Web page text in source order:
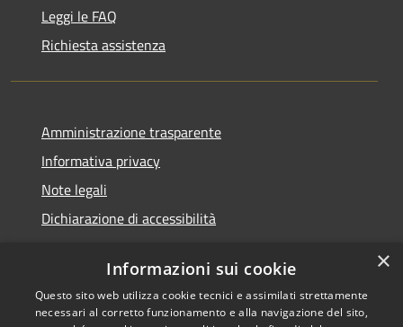
Leggi le FAQ
Richiesta assistenza
Amministrazione trasparente
Informativa privacy
Note legali
Dichiarazione di accessibilità
RSS
Comune convenzionato
×
Informazioni sui cookie
Questo sito web utilizza cookie tecnici e assimilati strettamente
necessari al corretto funzionamento e alla navigazione del sito,